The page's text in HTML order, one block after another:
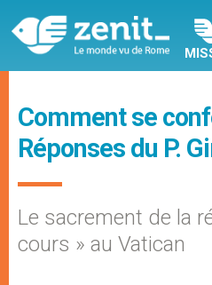
Comment se
Réponses du P.
Le sacrement de la
cours » au Vatican